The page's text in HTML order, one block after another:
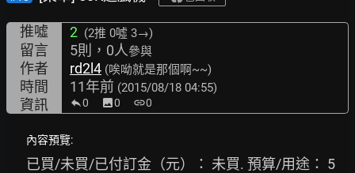
推噓 2 (2推 0噓 3→)
留言 5則，0人參與
作者 rd2l4 (唉呦就是那個啊~~)
時間 11年前 (2015/08/18 04:55)
資訊 0 image0 link0
內容預覽:
已買/未買/已付訂金（元）： 未買. 預算/用途： 5